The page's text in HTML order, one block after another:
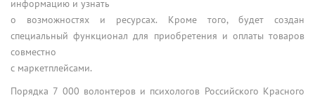
информацию и узнать
о возможностях и ресурсах. Кроме того, будет создан
специальный функционал для приобретения и оплаты товаров
совместно
с маркетплейсами.
Порядка 7 000 волонтеров и психологов Российского Красного